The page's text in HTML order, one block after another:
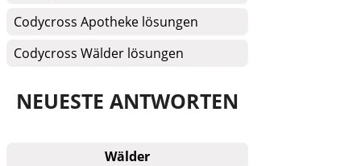
Codycross Apotheke lösungen
Codycross Wälder lösungen
NEUESTE ANTWORTEN
Wälder